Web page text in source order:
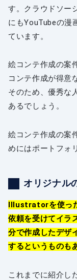
す。クラウドソー
にもYouTubeの漫
ています。
絵コンテ作成の案
コンテ作成が得意
そのため、優秀な
あるでしょう。
絵コンテ作成の案
めにはポートフォ
オリジナル
Illustratorを使っ
依頼を受けてイラ
分で作成したデザ
するというものも
これまでに紹介し